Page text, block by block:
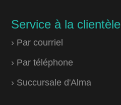
Service à la clientèle
› Par courriel
› Par téléphone
› Succursale d'Alma